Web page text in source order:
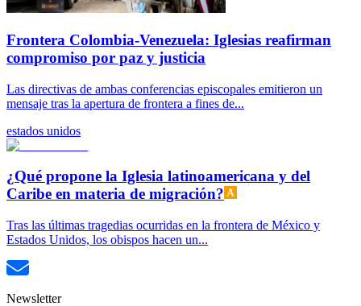
Frontera Colombia-Venezuela: Iglesias reafirman
compromiso por paz y justicia
Las directivas de ambas conferencias episcopales emitieron un
mensaje tras la apertura de frontera a fines de...
estados unidos
¿Qué propone la Iglesia latinoamericana y del
Caribe en materia de migración?
Tras las últimas tragedias ocurridas en la frontera de México y
Estados Unidos, los obispos hacen un...
Newsletter